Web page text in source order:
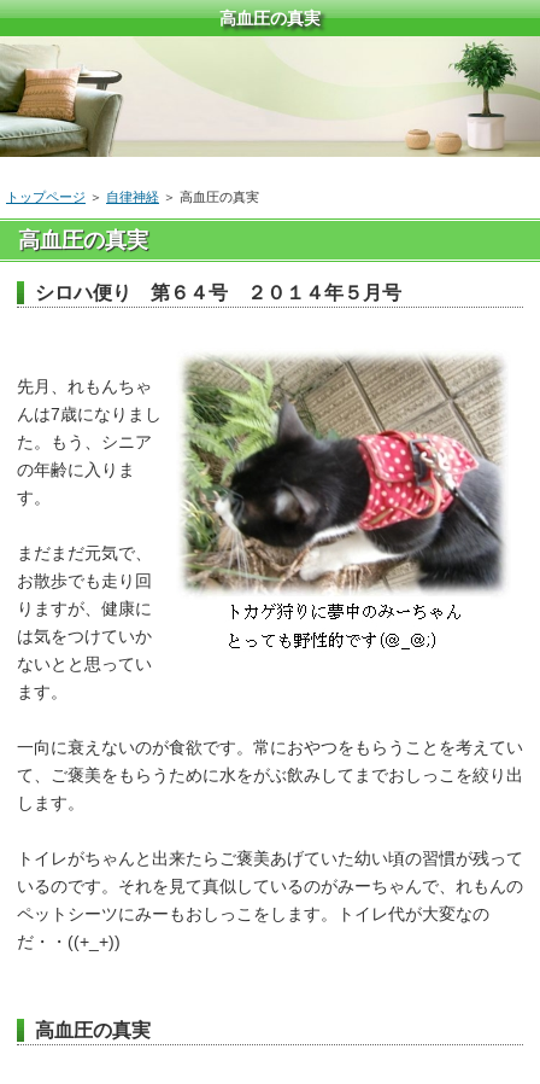
高血圧の真実
トップページ ＞ 自律神経 ＞ 高血圧の真実
高血圧の真実
シロハ便り 第６４号 ２０１４年５月号
先月、れもんちゃ
んは7歳になりまし
た。もう、シニア
の年齢に入りま
す。
まだまだ元気で、
お散歩でも走り回
りますが、健康に
は気をつけていか
ないとと思ってい
ます。
一向に衰えないのが食欲です。常におやつをもらうことを考えてい
て、ご褒美をもらうために水をがぶ飲みしてまでおしっこを絞り出
します。
トイレがちゃんと出来たらご褒美あげていた幼い頃の習慣が残って
いるのです。それを見て真似しているのがみーちゃんで、れもんの
ペットシーツにみーもおしっこをします。トイレ代が大変なの
だ・・((+_+))
高血圧の真実